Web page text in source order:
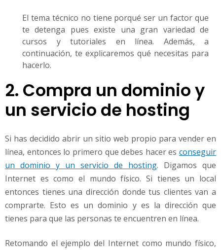
El tema técnico no tiene porqué ser un factor que
te detenga pues existe una gran variedad de
cursos y tutoriales en línea. Además, a
continuación, te explicaremos qué necesitas para
hacerlo.
2. Compra un dominio y
un servicio de hosting
Si has decidido abrir un sitio web propio para vender en
línea, entonces lo primero que debes hacer es conseguir
un dominio y un servicio de hosting. Digamos que
Internet es como el mundo físico. Si tienes un local
entonces tienes una dirección donde tus clientes van a
comprarte. Esto es un dominio y es la dirección que
tienes para que las personas te encuentren en línea.
Retomando el ejemplo del Internet como mundo físico,